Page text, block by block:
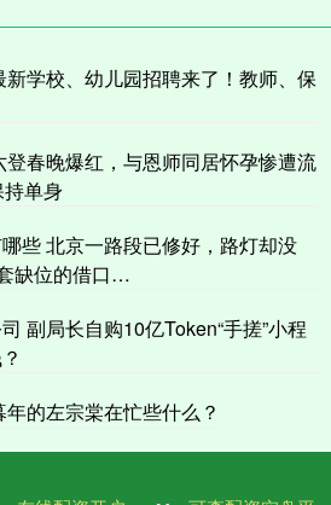
学校、幼儿园招聘来了！教师、保
春晚爆红，与恩师同居怀孕惨遭流
单身
些 北京一路段已修好，路灯却没
缺位的借口…
副局长自购10亿Token“手搓”小程
的左宗棠在忙些什么？